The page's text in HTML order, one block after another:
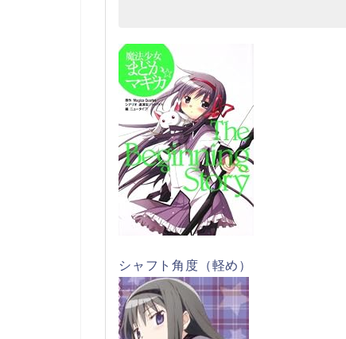
シャフト角度（軽め）